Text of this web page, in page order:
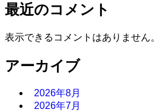
最近のコメント
表示できるコメントはありません。
アーカイブ
2026年8月
2026年7月